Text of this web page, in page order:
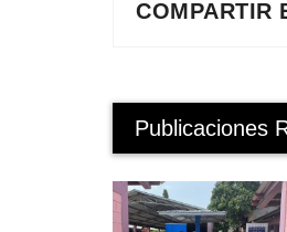
COMPARTIR
Publicaciones